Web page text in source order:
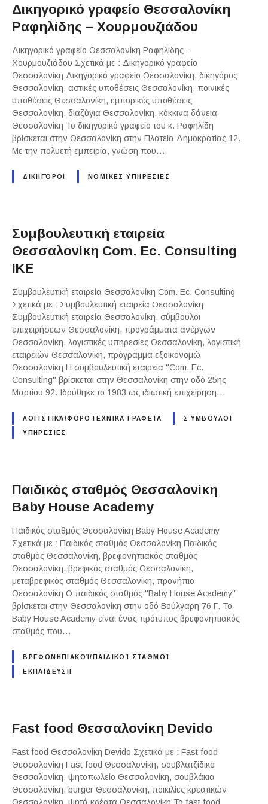
Δικηγορικό γραφείο Θεσσαλονίκη
Ραφηλίδης – Χουρμουζιάδου
Δικηγορικό γραφείο Θεσσαλονίκη Ραφηλίδης –
Χουρμουζιάδου Σχετικά με : Δικηγορικό γραφείο
Θεσσαλονίκη Δικηγορικό γραφείο Θεσσαλονίκη, δικηγόρος
Θεσσαλονίκη, αστικές υποθέσεις Θεσσαλονίκη, ποινικές
υποθέσεις Θεσσαλονίκη, εμπορικές υποθέσεις
Θεσσαλονίκη, διαζύγια Θεσσαλονίκη, κόκκινα δάνεια
Θεσσαλονίκη Το δικηγορικό γραφείο του κ. Ραφηλίδη
βρίσκεται στην Θεσσαλονίκη στην Πλατεία Δημοκρατίας 12.
Με την πολυετή εμπειρία, γνώση που…
ΔΙΚΗΓΌΡΟΙ ΝΟΜΙΚΕΣ ΥΠΗΡΕΣΙΕΣ
Συμβουλευτική εταιρεία
Θεσσαλονίκη Com. Ec. Consulting
ΙΚΕ
Συμβουλευτική εταιρεία Θεσσαλονίκη Com. Ec. Consulting
Σχετικά με : Συμβουλευτική εταιρεία Θεσσαλονίκη
Συμβουλευτική εταιρεία Θεσσαλονίκη, σύμβουλοι
επιχειρήσεων Θεσσαλονίκη, προγράμματα ανέργων
Θεσσαλονίκη, λογιστικές υπηρεσίες Θεσσαλονίκη, λογιστική
εταιρειών Θεσσαλονίκη, πρόγραμμα εξοικονομώ
Θεσσαλονίκη Η συμβουλευτική εταιρεία "Com. Ec.
Consulting" βρίσκεται στην Θεσσαλονίκη στην οδό 25ης
Μαρτίου 92. Ιδρύθηκε το 1983 ως ιδιωτική επιχείρηση…
ΛΟΓΙΣΤΙΚΆ/ΦΟΡΟΤΕΧΝΙΚΆ ΓΡΑΦΕΊΑ ΣΎΜΒΟΥΛΟΙ
ΥΠΗΡΕΣΙΕΣ
Παιδικός σταθμός Θεσσαλονίκη
Baby House Academy
Παιδικός σταθμός Θεσσαλονίκη Baby House Academy
Σχετικά με : Παιδικός σταθμός Θεσσαλονίκη Παιδικός
σταθμός Θεσσαλονίκη, βρεφονηπιακός σταθμός
Θεσσαλονίκη, βρεφικός σταθμός Θεσσαλονίκη,
μεταβρεφικός σταθμός Θεσσαλονίκη, προνήπιο
Θεσσαλονίκη Ο παιδικός σταθμός "Baby House Academy"
βρίσκεται στην Θεσσαλονίκη στην οδό Βούλγαρη 76 Γ. Το
Baby House Academy είναι ένας πρότυπος βρεφονηπιακός
σταθμός που…
ΒΡΕΦΟΝΗΠΙΑΚΟΊ/ΠΑΙΔΙΚΟΊ ΣΤΑΘΜΟΊ
ΕΚΠΑΙΔΕΥΣΗ
Fast food Θεσσαλονίκη Devido
Fast food Θεσσαλονίκη Devido Σχετικά με : Fast food
Θεσσαλονίκη Fast food Θεσσαλονίκη, σουβλατζίδικο
Θεσσαλονίκη, ψητοπωλείο Θεσσαλονίκη, σουβλάκια
Θεσσαλονίκη, burger Θεσσαλονίκη, ποικιλίες κρεατικών